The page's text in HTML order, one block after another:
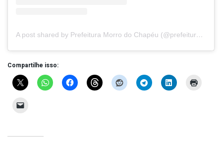
A post shared by Prefeitura Morro do Chapéu (@prefeituramorrodochapeu)
Compartilhe isso: